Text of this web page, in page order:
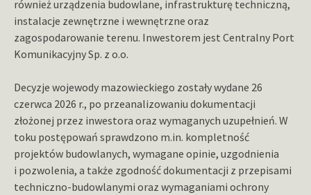
również urządzenia budowlane, infrastrukturę techniczną,
instalacje zewnętrzne i wewnętrzne oraz
zagospodarowanie terenu. Inwestorem jest Centralny Port
Komunikacyjny Sp. z o.o.
Decyzje wojewody mazowieckiego zostały wydane 26
czerwca 2026 r., po przeanalizowaniu dokumentacji
złożonej przez inwestora oraz wymaganych uzupełnień. W
toku postępowań sprawdzono m.in. kompletność
projektów budowlanych, wymagane opinie, uzgodnienia
i pozwolenia, a także zgodność dokumentacji z przepisami
techniczno-budowlanymi oraz wymaganiami ochrony